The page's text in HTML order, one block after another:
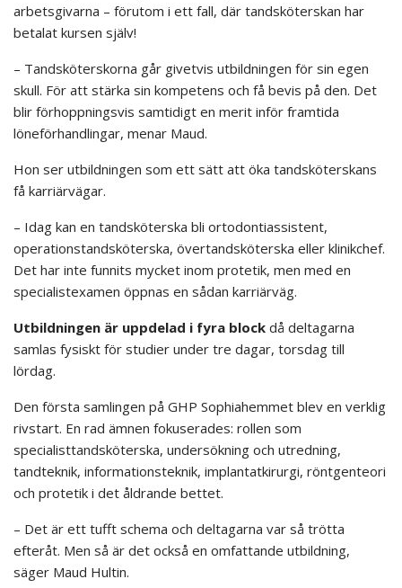
arbetsgivarna – förutom i ett fall, där tandsköterskan har
betalat kursen själv!
– Tandsköterskorna går givetvis utbildningen för sin egen
skull. För att stärka sin kompetens och få bevis på den. Det
blir förhoppningsvis samtidigt en merit inför framtida
löneförhandlingar, menar Maud.
Hon ser utbildningen som ett sätt att öka tandsköterskans
få karriärvägar.
– Idag kan en tandsköterska bli ortodontiassistent,
operationstandsköterska, övertandsköterska eller klinikchef.
Det har inte funnits mycket inom protetik, men med en
specialistexamen öppnas en sådan karriärväg.
Utbildningen är uppdelad i fyra block då deltagarna
samlas fysiskt för studier under tre dagar, torsdag till
lördag.
Den första samlingen på GHP Sophiahemmet blev en verklig
rivstart. En rad ämnen fokuserades: rollen som
specialisttandsköterska, undersökning och utredning,
tandteknik, informationsteknik, implantatkirurgi, röntgenteori
och protetik i det åldrande bettet.
– Det är ett tufft schema och deltagarna var så trötta
efteråt. Men så är det också en omfattande utbildning,
säger Maud Hultin.